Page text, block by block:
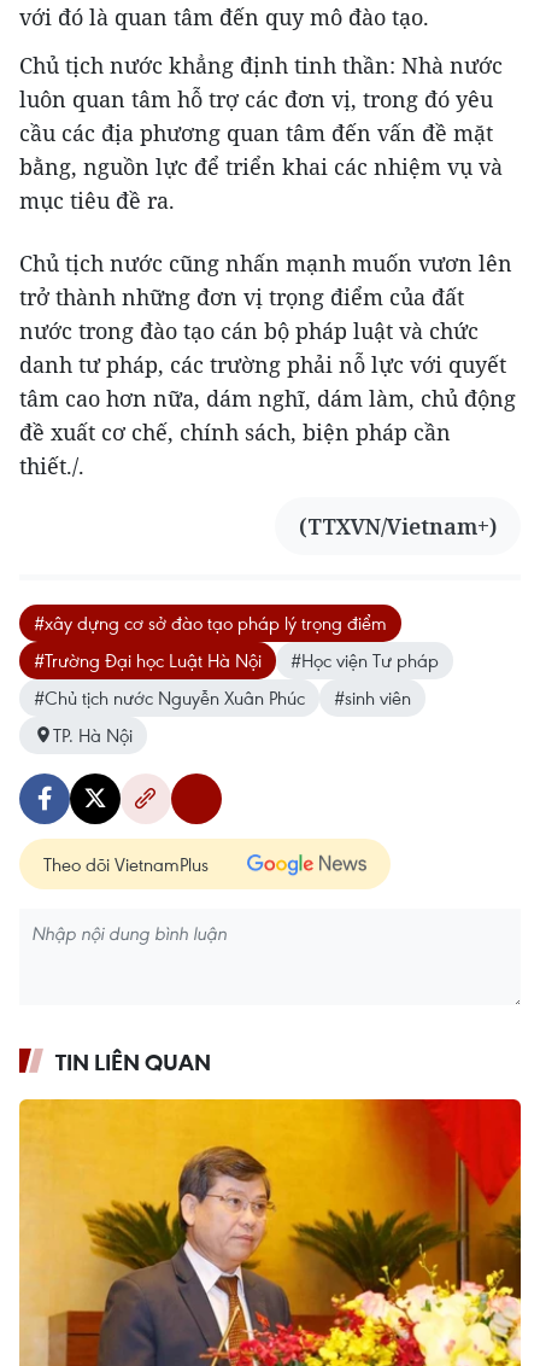
với đó là quan tâm đến quy mô đào tạo.
Chủ tịch nước khẳng định tinh thần: Nhà nước
luôn quan tâm hỗ trợ các đơn vị, trong đó yêu
cầu các địa phương quan tâm đến vấn đề mặt
bằng, nguồn lực để triển khai các nhiệm vụ và
mục tiêu đề ra.
Chủ tịch nước cũng nhấn mạnh muốn vươn lên
trở thành những đơn vị trọng điểm của đất
nước trong đào tạo cán bộ pháp luật và chức
danh tư pháp, các trường phải nỗ lực với quyết
tâm cao hơn nữa, dám nghĩ, dám làm, chủ động
đề xuất cơ chế, chính sách, biện pháp cần
thiết./.
(TTXVN/Vietnam+)
#xây dựng cơ sở đào tạo pháp lý trọng điểm
#Trường Đại học Luật Hà Nội
#Học viện Tư pháp
#Chủ tịch nước Nguyễn Xuân Phúc
#sinh viên
TP. Hà Nội
Theo dõi VietnamPlus
TIN LIÊN QUAN